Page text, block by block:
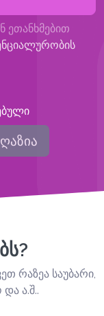
ეთანხმებით
რაზეა საუბარი,
ა.შ..